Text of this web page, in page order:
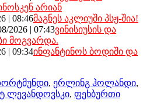
არიან
| 08:46მაგნეს აკლიუში პსჟ-შია!
2026 | 07:43ვინისიუსის და
მოგვარდა.
| 09:34ინფანტინოს ბოდიში და
, ერლინგ ჰოლანდი,
ლევანდოვსკი, ფეხბურთი